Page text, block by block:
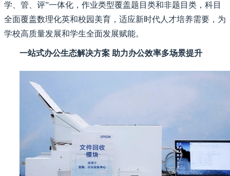
学、管、评”一体化，作业类型覆盖题目类和非题目类，科目
全面覆盖数理化英和校园美育，适应新时代人才培养需要，为
学校高质量发展和学生全面发展赋能。
一站式办公生态解决方案 助力办公效率多场景提升